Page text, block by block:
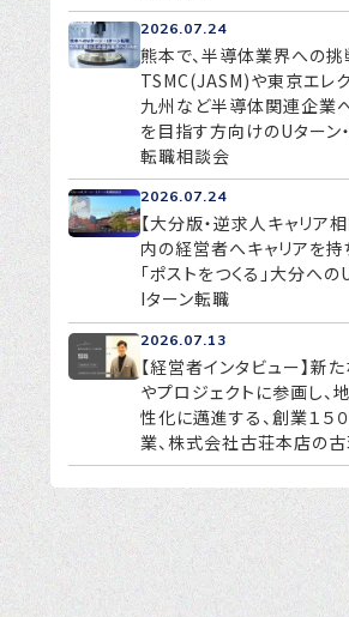
2026.07.24
熊本で、半導体業界への挑
TSMC(JASM)や東京エレ
九州など半導体関連企業
を目指す方向けのUターン
転職相談会
2026.07.24
【大分版・逆求人キャリア
内の経営者へキャリアを持
「ポストをつくる」大分への
Iターン転職
2026.07.13
【経営者インタビュー】新
やプロジェクトに参画し、
性化に邁進する、創業１５
業、株式会社古荘本店の